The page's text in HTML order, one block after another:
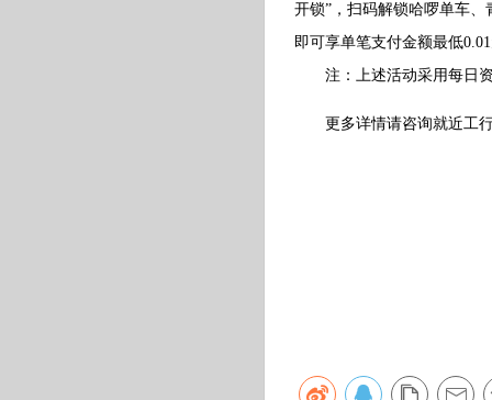
开锁”，扫码解锁哈啰单车
即可享单笔支付金额最低
注：上述活动采用每日资
更多详情请咨询就近工